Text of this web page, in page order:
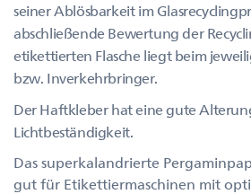
seiner Ablösbarkeit im
abschließende Bewertung der
etikettierten Flasche liegt beim
bzw. Inverkehrbringer.
Der Haftkleber hat eine gute
Lichtbeständigkeit.
Das superkalandrierte
gut für Etikettiermaschinen mit